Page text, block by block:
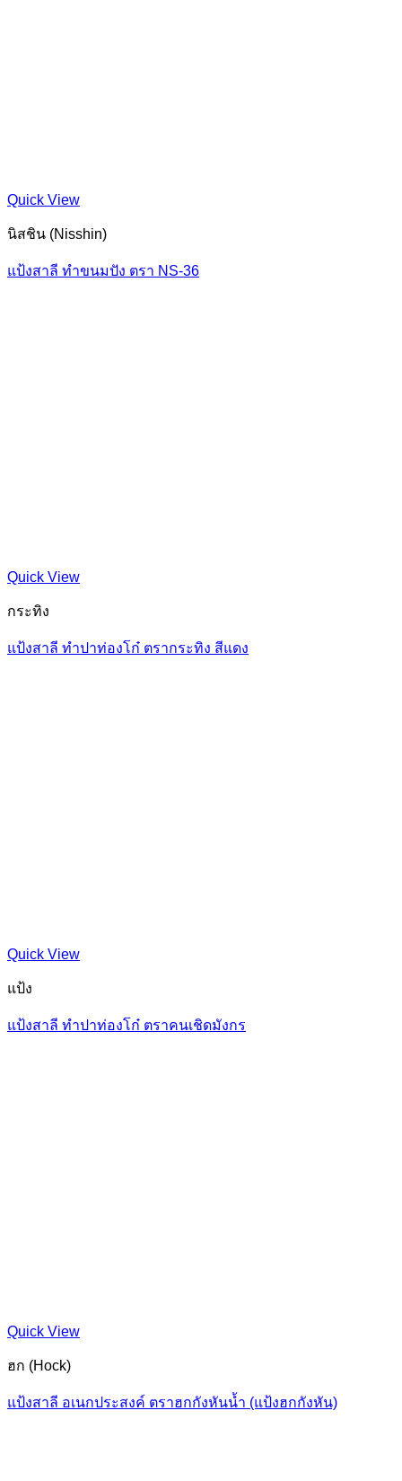
Quick View
นิสชิน (Nisshin)
แป้งสาลี ทำขนมปัง ตรา NS-36
Quick View
กระทิง
แป้งสาลี ทำปาท่องโก๋ ตรากระทิง สีแดง
Quick View
แป้ง
แป้งสาลี ทำปาท่องโก๋ ตราคนเชิดมังกร
Quick View
ฮก (Hock)
แป้งสาลี อเนกประสงค์ ตราฮกกังหันน้ำ (แป้งฮกกังหัน)